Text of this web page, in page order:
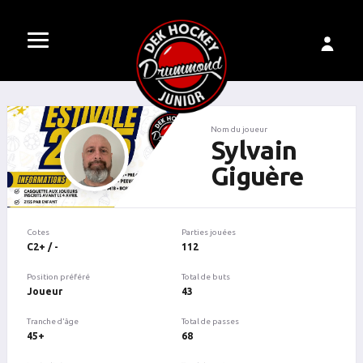
Nom du joueur
Sylvain
Giguère
Cotes
C2+ / -
Position préféré
Joueur
Tranche d'âge
45+
Parties jouées
112
Total de buts
43
Total de passes
68